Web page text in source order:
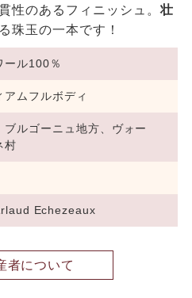
性のあるフィニッシュ。壮
珠玉の一本です！
ール100％
アムフルボディ
ブルゴーニュ地方、ヴォー
村
Echezeaux
者について